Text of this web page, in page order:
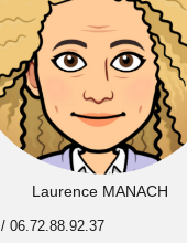
Laurence MANACH
/ 06.72.88.92.37